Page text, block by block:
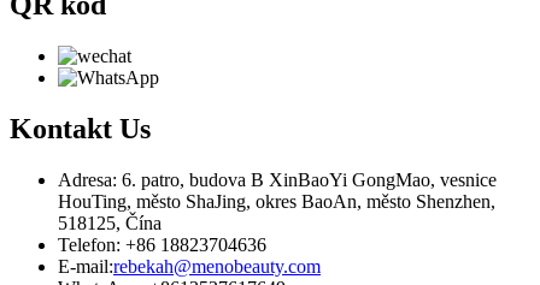
Kontakt Us
Adresa: 6. patro, budova B XinBaoYi GongMao, vesnice
HouTing, město ShaJing, okres BaoAn, město Shenzhen,
518125, Čína
Telefon: +86 18823704636
E-mail:rebekah@menobeauty.com